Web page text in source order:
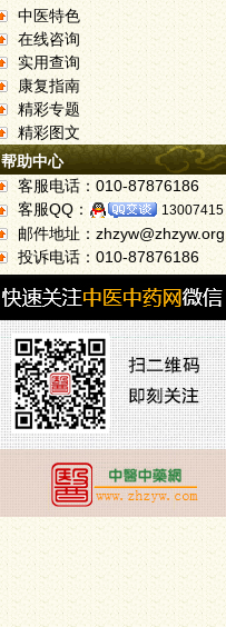
中医特色
在线咨询
实用查询
康复指南
精彩专题
精彩图文
帮助中心
客服电话：010-87876186
客服QQ：
13007415
邮件地址：zhzyw@zhzyw.org
投诉电话：010-87876186